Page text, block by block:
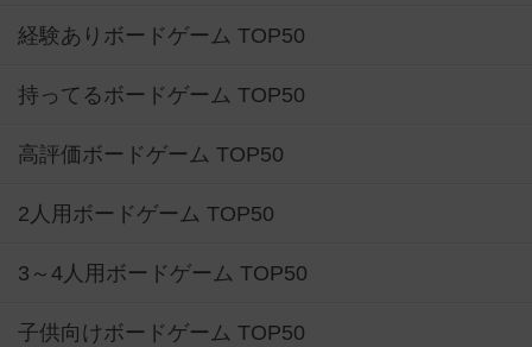
経験ありボードゲーム TOP50
持ってるボードゲーム TOP50
高評価ボードゲーム TOP50
2人用ボードゲーム TOP50
3～4人用ボードゲーム TOP50
子供向けボードゲーム TOP50